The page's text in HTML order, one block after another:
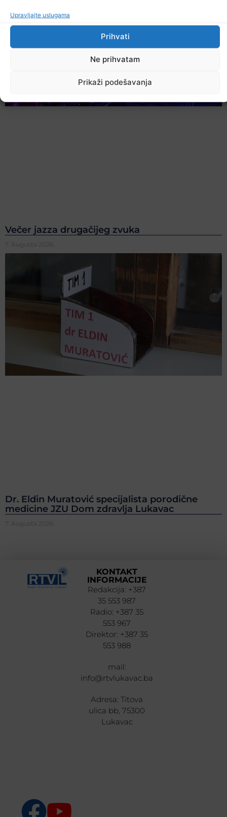
Upravljajte uslugama
Prihvati
Ne prihvatam
Prikaži podešavanja
Večer jazza drugačijeg zvuka
7. Augusta 2026.
Dr. Eldin Muratović specijalista porodične
medicine JZU Dom zdravlja Lukavac
7. Augusta 2026.
KONTAKT
INFORMACIJE
Redakcija: +387
35 553 987
Radio: +387 35
553 967
Direktor: +387 35
553 988
mail:
info@rtvlukavac.ba
Adresa: Titova
ulica bb, 75300
Lukavac